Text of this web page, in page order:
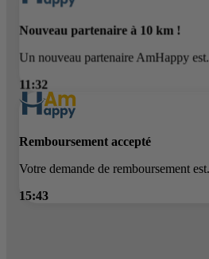
Nouveau partenaire à 10 km !
Un nouveau partenaire AmHappy est...
11:32